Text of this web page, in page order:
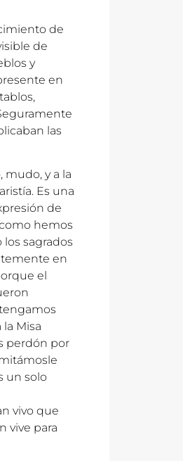
de
de
y
en
las
mudo, y a la
Es una
de
hemos
sagrados
en
el
Misa
perdón por
un solo
vivo que
vive para